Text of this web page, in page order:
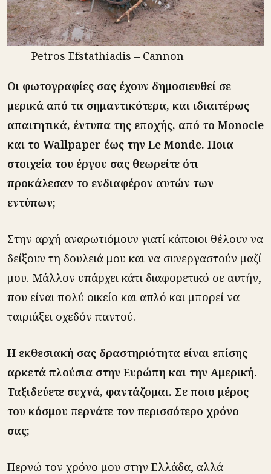
Petros Efstathiadis – Cannon
Οι φωτογραφίες σας έχουν δημοσιευθεί σε
μερικά από τα σημαντικότερα, και ιδιαιτέρως
απαιτητικά, έντυπα της εποχής, από το Monocle
και το Wallpaper έως την Le Monde. Ποια
στοιχεία του έργου σας θεωρείτε ότι
προκάλεσαν το ενδιαφέρον αυτών των
εντύπων;
Στην αρχή αναρωτιόμουν γιατί κάποιοι θέλουν να
δείξουν τη δουλειά μου και να συνεργαστούν μαζί
μου. Μάλλον υπάρχει κάτι διαφορετικό σε αυτήν,
που είναι πολύ οικείο και απλό και μπορεί να
ταιριάξει σχεδόν παντού.
Η εκθεσιακή σας δραστηριότητα είναι επίσης
αρκετά πλούσια στην Ευρώπη και την Αμερική.
Ταξιδεύετε συχνά, φαντάζομαι. Σε ποιο μέρος
του κόσμου περνάτε τον περισσότερο χρόνο
σας;
Περνώ τον χρόνο μου στην Ελλάδα, αλλά